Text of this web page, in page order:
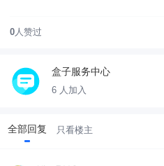
0 人赞过
盒子服务中心
6 人加入
全部回复 只看楼主